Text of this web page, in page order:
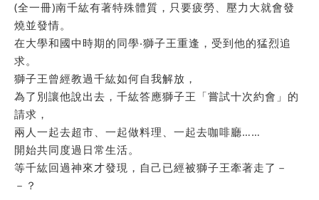
(全一冊)南千紘有著特殊體質，只要疲勞、壓力大就會發
燒並發情。
在大學和國中時期的同學‧獅子王重逢，受到他的猛烈追
求。
獅子王曾經教過千紘如何自我解放，
為了別讓他說出去，千紘答應獅子王「嘗試十次約會」的
請求，
兩人一起去超市、一起做料理、一起去咖啡廳……
開始共同度過日常生活。
等千紘回過神來才發現，自己已經被獅子王牽著走了－
－？